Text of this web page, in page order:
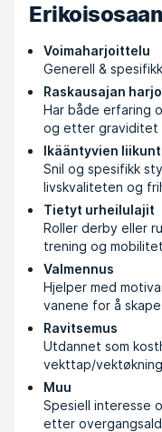
Voimaharjoittelu
Generell &
Raskausajan
Har både erfaring
og etter graviditet
Ikääntyvien
Snil og spesifikk
livskvaliteten og
Tietyt urheilulajit
Roller derby eller
trening og
Valmennus
Hjelper med
vanene for å
Ravitsemus
Utdannet som
vekttap/vektøkning
Muu
Spesiell interesse
etter